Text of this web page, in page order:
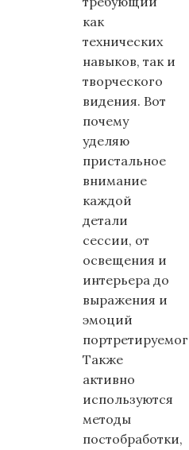
как
технических
навыков, так и
творческого
видения. Вот
почему
уделяю
пристальное
внимание
каждой
детали
сессии, от
освещения и
интерьера до
выражения и
эмоций
Также
активно
используются
методы
постобработки,